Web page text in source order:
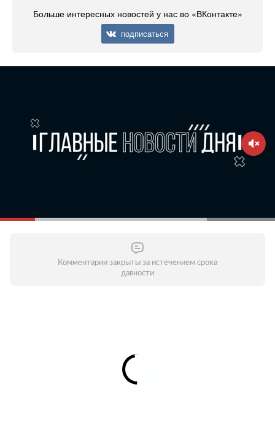
Больше интересных новостей у нас во «ВКонтакте»
подписаться
Комментарии закрыты за истечением срока
давности